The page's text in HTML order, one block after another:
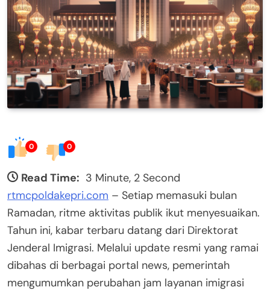
0 0
Read Time: 3 Minute, 2 Second
rtmcpoldakepri.com – Setiap memasuki bulan
Ramadan, ritme aktivitas publik ikut menyesuaikan.
Tahun ini, kabar terbaru datang dari Direktorat
Jenderal Imigrasi. Melalui update resmi yang ramai
dibahas di berbagai portal news, pemerintah
mengumumkan perubahan jam layanan imigrasi